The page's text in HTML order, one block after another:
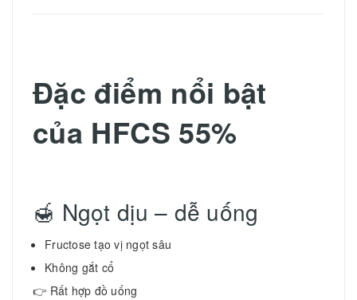
Đặc điểm nổi bật
của HFCS 55%
🍯 Ngọt dịu – dễ uống
Fructose tạo vị ngọt sâu
Không gắt cổ
👉 Rất hợp đồ uống